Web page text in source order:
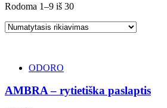
Rodoma 1–9 iš 30
ODORO
AMBRA – rytietiška paslaptis